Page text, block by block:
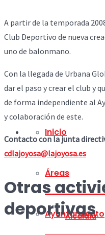
Inicio
Áreas
Alcaldía
Ayuntamiento
A partir de la temporada
Club Deportivo de nueva
uno de balonmano.
Con la llegada de Urbana
dar el paso y crear el club y
de forma independiente al
y colaboración de este.
Contacto con la junta
cdlajoyosa@lajoyosa.es
Otras
deportivas